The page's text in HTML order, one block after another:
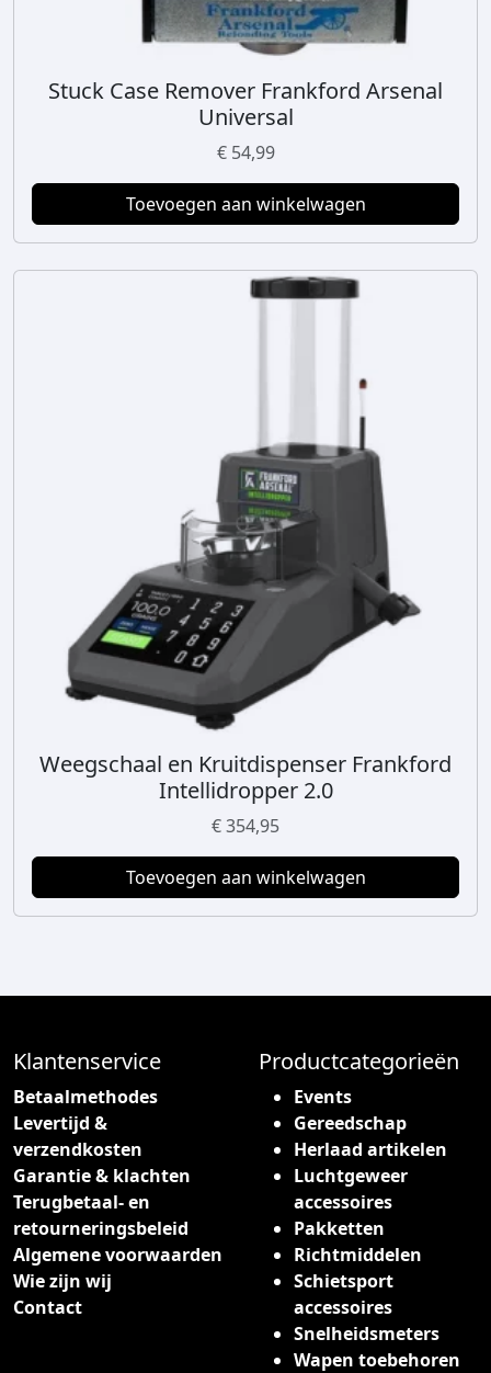
Stuck Case Remover Frankford Arsenal
Universal
€54,99
Toevoegen aan winkelwagen
Weegschaal en Kruitdispenser Frankford
Intellidropper 2.0
€354,95
Toevoegen aan winkelwagen
Klantenservice
Betaalmethodes
Levertijd &
verzendkosten
Garantie & klachten
Terugbetaal- en
retourneringsbeleid
Algemene voorwaarden
Wie zijn wij
Contact
Productcategorieën
Events
Gereedschap
Herlaad artikelen
Luchtgeweer
accessoires
Pakketten
Richtmiddelen
Schietsport
accessoires
Snelheidsmeters
Wapen toebehoren